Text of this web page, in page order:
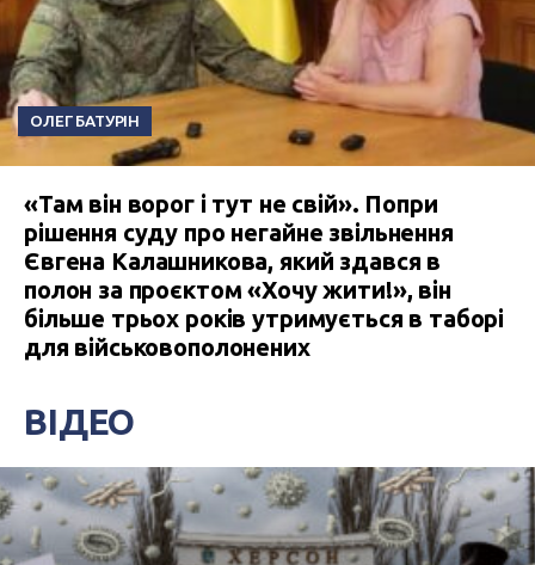
ОЛЕГ БАТУРІН
«Там він ворог і тут не свій». Попри
рішення суду про негайне звільнення
Євгена Калашникова, який здався в
полон за проєктом «Хочу жити!», він
більше трьох років утримується в таборі
для військовополонених
ВІДЕО